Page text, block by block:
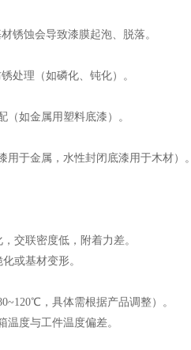
锈蚀会导致漆膜起泡、脱落。
处理（如磷化、钝化）。
如金属用塑料底漆）。
用于金属，水性封闭底漆用于木材）
交联密度低，附着力差。
或基材变形。
，具体需根据产品调整）。
度与工件温度偏差。